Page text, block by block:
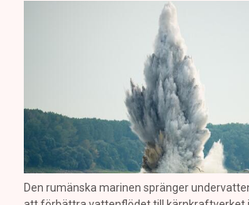
Den rumänska marinen spränger